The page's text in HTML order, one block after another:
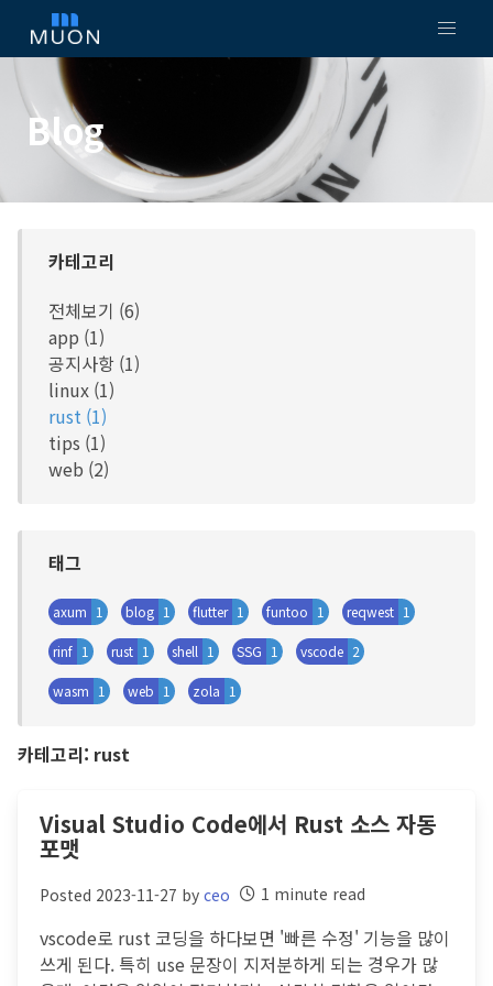
Blog
카테고리
전체보기 (6)
app (1)
공지사항 (1)
linux (1)
rust (1)
tips (1)
web (2)
태그
axum 1 blog 1 flutter 1 funtoo 1 reqwest 1
rinf 1 rust 1 shell 1 SSG 1 vscode 2
wasm 1 web 1 zola 1
카테고리: rust
Visual Studio Code에서 Rust 소스 자동
포맷
Posted 2023-11-27 by ceo 1 minute read
vscode로 rust 코딩을 하다보면 '빠른 수정' 기능을 많이
쓰게 된다. 특히 use 문장이 지저분하게 되는 경우가 많